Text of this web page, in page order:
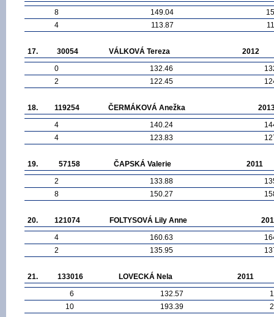
8
149.04
4
113.87
17. 30054 VÁLKOVÁ Tereza
2012
0
132.46
2
122.45
18. 119254 ČERMÁKOVÁ Anežka
4
140.24
4
123.83
19. 57158 ČAPSKÁ Valerie
2011
2
133.88
8
150.27
20. 121074 FOLTYSOVÁ Lily Anne
4
160.63
2
135.95
21. 133016 LOVECKÁ Nela
2011
6
132.57
10
193.39